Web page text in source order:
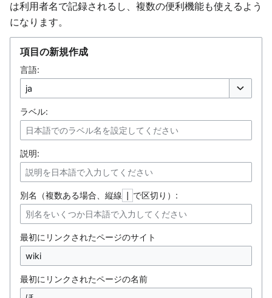
は利用者名で記録されるし、複数の便利機能も使えるよう
になります。
項目の新規作成
言語:
ラベル:
説明:
別名（複数ある場合、縦線 で区切り）:
最初にリンクされたページのサイト
最初にリンクされたページの名前